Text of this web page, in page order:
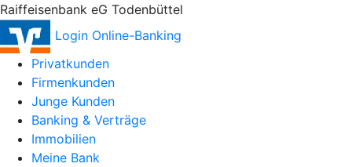
Raiffeisenbank eG Todenbüttel
Login Online-Banking
Privatkunden
Firmenkunden
Junge Kunden
Banking & Verträge
Immobilien
Meine Bank